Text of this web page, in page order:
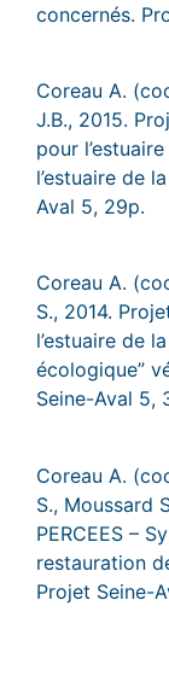
concernés.
Coreau A.
J.B., 2015.
pour
l’estuaire de
Aval 5, 29p.
Coreau A.
S., 2014.
l’estuaire de
écologique”
Seine-Aval 5,
Coreau A.
S., Moussard
PERCEES –
restauration
Projet Seine-